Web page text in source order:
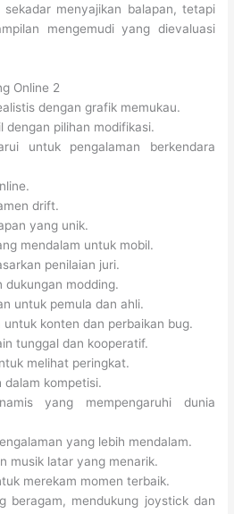
menyajikan balapan, tetapi
mengemudi yang dievaluasi
Online 2
dengan grafik memukau.
dengan pilihan modifikasi.
untuk pengalaman berkendara
drift.
yang unik.
mendalam untuk mobil.
penilaian juri.
dukungan modding.
untuk pemula dan ahli.
untuk konten dan perbaikan bug.
tunggal dan kooperatif.
melihat peringkat.
dalam kompetisi.
yang mempengaruhi dunia
yang lebih mendalam.
musik latar yang menarik.
merekam momen terbaik.
beragam, mendukung joystick dan